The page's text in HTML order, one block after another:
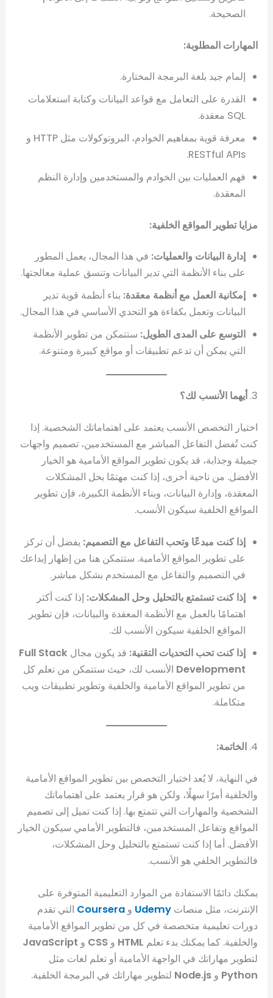
الصحيحة.
المهارات المطلوبة:
إلمام جيد بلغة البرمجة المختارة.
القدرة على التعامل مع قواعد البيانات وكتابة استعلامات
SQL معقدة.
معرفة قوية بمفاهيم الخوادم، البروتوكولات مثل HTTP و
RESTful APIs.
فهم العمليات بين الخوادم والمستخدمين وإدارة النظم
المعقدة.
مزايا تطوير المواقع الخلفية:
إدارة البيانات والعمليات: في هذا المجال، يعمل المطور
على بناء الأنظمة التي تدير البيانات وتنسق عملية معالجتها.
إمكانية العمل مع أنظمة معقدة: بناء أنظمة قوية تدير
البيانات وتعمل بكفاءة هو التحدي الأساسي في هذا المجال.
التوسع على المدى الطويل: ستتمكن من تطوير الأنظمة
التي يمكن أن تدعم تطبيقات أو مواقع كبيرة ومتنوعة.
3. أيهما الأنسب لك؟
اختيار التخصص الأنسب يعتمد على اهتماماتك الشخصية. إذا
كنت تُفضل التفاعل المباشر مع المستخدمين، تصميم واجهات
جميلة وجذابة، قد يكون تطوير المواقع الأمامية هو الخيار
الأفضل. من ناحية أخرى، إذا كنت مهتمًا بحل المشكلات
المعقدة، وإدارة البيانات، وبناء الأنظمة الكبيرة، فإن تطوير
المواقع الخلفية سيكون الأنسب.
إذا كنت مبدعًا وتحب التفاعل مع التصميم: يفضل أن تركز
على تطوير المواقع الأمامية. ستتمكن هنا من إظهار إبداعك
في التصميم والتفاعل مع المستخدم بشكل مباشر.
إذا كنت تستمتع بالتحليل وحل المشكلات: إذا كنت أكثر
اهتمامًا بالعمل مع الأنظمة المعقدة والبيانات، فإن تطوير
المواقع الخلفية سيكون الأنسب لك.
إذا كنت تحب التحديات التقنية: قد يكون مجال Full Stack
Development الأنسب لك، حيث ستتمكن من تعلم كل
من تطوير المواقع الأمامية والخلفية وتطوير تطبيقات ويب
متكاملة.
4. الخاتمة:
في النهاية، لا يُعد اختيار التخصص بين تطوير المواقع الأمامية
والخلفية أمرًا سهلًا، ولكن هو قرار يعتمد على اهتماماتك
الشخصية والمهارات التي تتمتع بها. إذا كنت تميل إلى تصميم
المواقع وتفاعل المستخدمين، فالتطوير الأمامي سيكون الخيار
الأفضل. أما إذا كنت تستمتع بالتحليل وحل المشكلات،
فالتطوير الخلفي هو الأنسب.
يمكنك دائمًا الاستفادة من الموارد التعليمية المتوفرة على
الإنترنت، مثل منصاتUdemy وCoursera التي تقدم
دورات تعليمية متخصصة في كل من تطوير المواقع الأمامية
والخلفية. كما يمكنك بدء تعلم HTML وCSS و JavaScript
لتطوير مهاراتك في الواجهة الأمامية أو تعلم لغات مثل
Python وNode.js لتطوير مهاراتك في البرمجة الخلفية.